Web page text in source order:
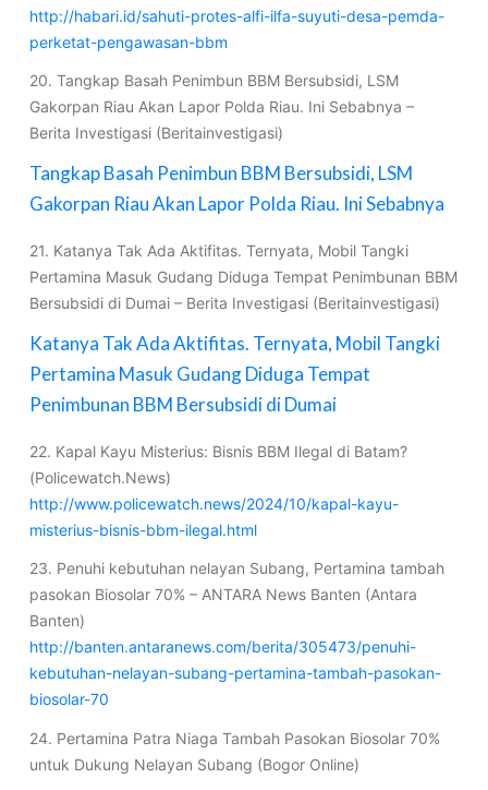
http://habari.id/sahuti-protes-alfi-ilfa-suyuti-desa-pemda-
perketat-pengawasan-bbm
20. Tangkap Basah Penimbun BBM Bersubsidi, LSM
Gakorpan Riau Akan Lapor Polda Riau. Ini Sebabnya –
Berita Investigasi (Beritainvestigasi)
Tangkap Basah Penimbun BBM Bersubsidi, LSM
Gakorpan Riau Akan Lapor Polda Riau. Ini Sebabnya
21. Katanya Tak Ada Aktifitas. Ternyata, Mobil Tangki
Pertamina Masuk Gudang Diduga Tempat Penimbunan BBM
Bersubsidi di Dumai – Berita Investigasi (Beritainvestigasi)
Katanya Tak Ada Aktifitas. Ternyata, Mobil Tangki
Pertamina Masuk Gudang Diduga Tempat
Penimbunan BBM Bersubsidi di Dumai
22. Kapal Kayu Misterius: Bisnis BBM Ilegal di Batam?
(Policewatch.News)
http://www.policewatch.news/2024/10/kapal-kayu-
misterius-bisnis-bbm-ilegal.html
23. Penuhi kebutuhan nelayan Subang, Pertamina tambah
pasokan Biosolar 70% – ANTARA News Banten (Antara
Banten)
http://banten.antaranews.com/berita/305473/penuhi-
kebutuhan-nelayan-subang-pertamina-tambah-pasokan-
biosolar-70
24. Pertamina Patra Niaga Tambah Pasokan Biosolar 70%
untuk Dukung Nelayan Subang (Bogor Online)